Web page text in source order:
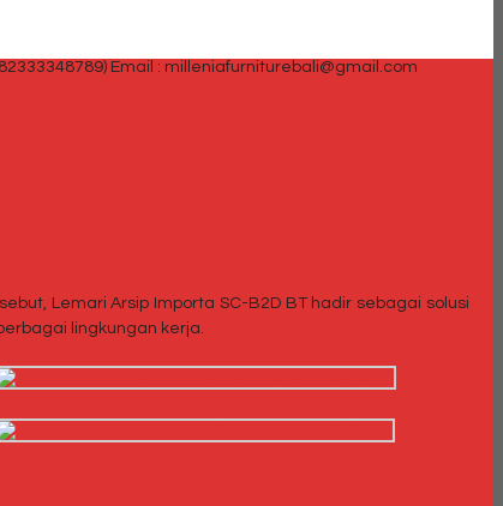
Email : milleniafurniturebali@gmail.com
Lemari Arsip Importa SC-B2D BT hadir sebagai solusi
lingkungan kerja.